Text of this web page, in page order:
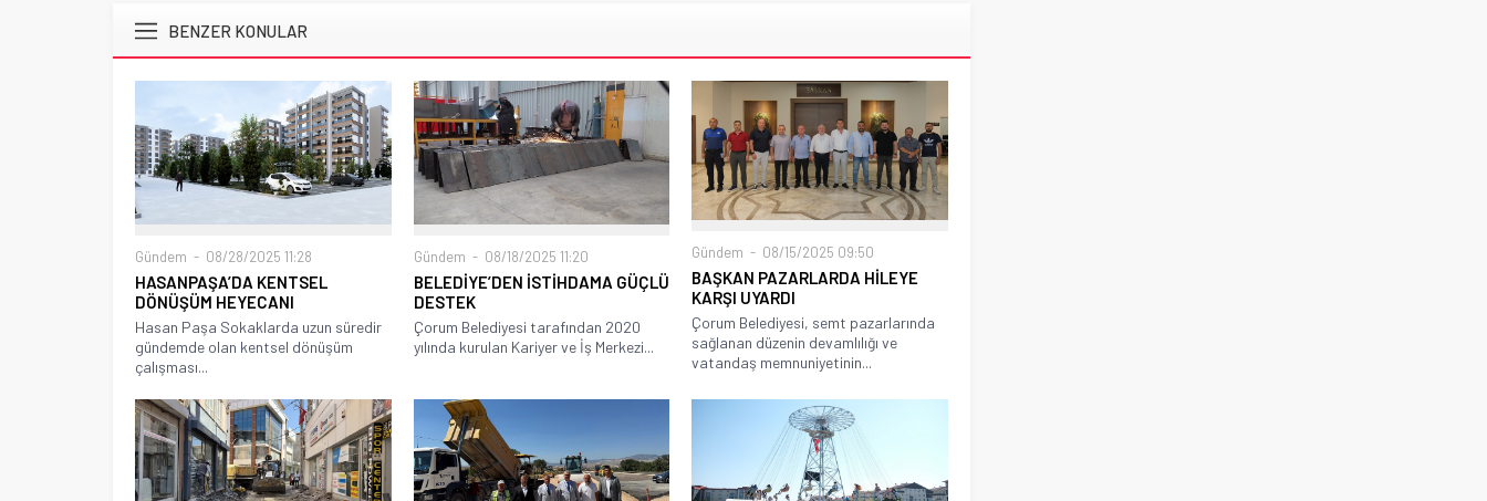
BENZER KONULAR
Gündem 08/28/2025 11:28
HASANPAŞA’DA KENTSEL
DÖNÜŞÜM HEYECANI
Hasan Paşa Sokaklarda uzun süredir
gündemde olan kentsel dönüşüm
çalışması...
Gündem 08/18/2025 11:20
BELEDİYE’DEN İSTİHDAMA GÜÇLÜ
DESTEK
Çorum Belediyesi tarafından 2020
yılında kurulan Kariyer ve İş Merkezi...
Gündem 08/15/2025 09:50
BAŞKAN PAZARLARDA HİLEYE
KARŞI UYARDI
Çorum Belediyesi, semt pazarlarında
sağlanan düzenin devamlılığı ve
vatandaş memnuniyetinin...